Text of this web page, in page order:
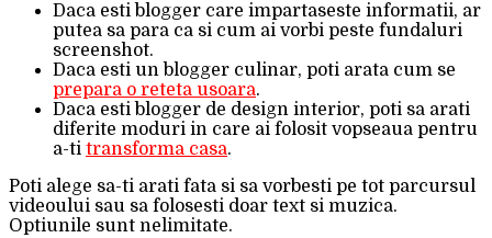
Daca esti blogger care impartaseste informatii, ar
putea sa para ca si cum ai vorbi peste fundaluri
screenshot.
Daca esti un blogger culinar, poti arata cum se
prepara o reteta usoara.
Daca esti blogger de design interior, poti sa arati
diferite moduri in care ai folosit vopseaua pentru
a-ti transforma casa.
Poti alege sa-ti arati fata si sa vorbesti pe tot parcursul
videoului sau sa folosesti doar text si muzica.
Optiunile sunt nelimitate.